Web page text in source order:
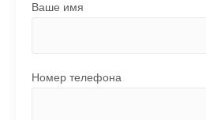
Ваше имя
Номер телефона